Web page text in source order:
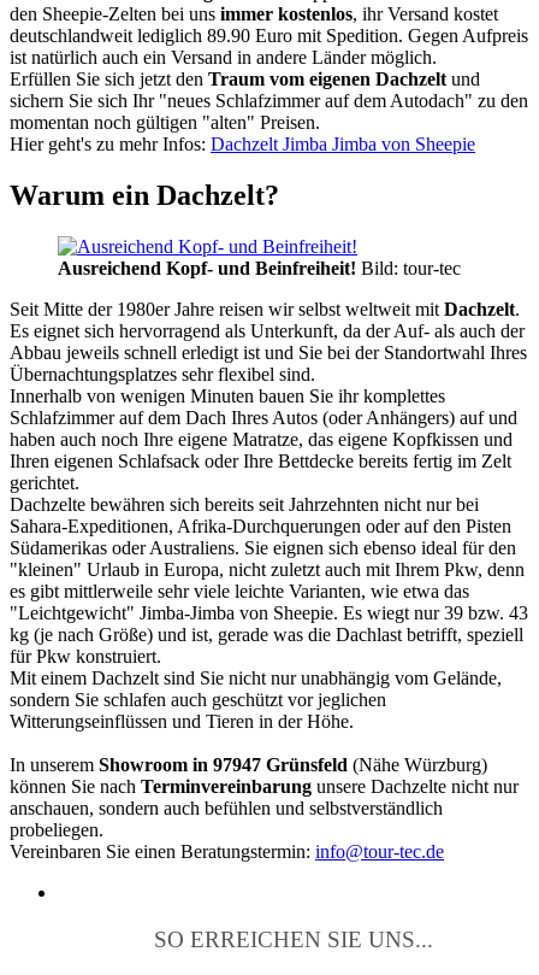
den Sheepie-Zelten bei uns immer kostenlos, ihr Versand kostet
deutschlandweit lediglich 89.90 Euro mit Spedition. Gegen Aufpreis
ist natürlich auch ein Versand in andere Länder möglich.
Erfüllen Sie sich jetzt den Traum vom eigenen Dachzelt und
sichern Sie sich Ihr "neues Schlafzimmer auf dem Autodach" zu den
momentan noch gültigen "alten" Preisen.
Hier geht's zu mehr Infos: Dachzelt Jimba Jimba von Sheepie
Warum ein Dachzelt?
Ausreichend Kopf- und Beinfreiheit! Bild: tour-tec
Seit Mitte der 1980er Jahre reisen wir selbst weltweit mit Dachzelt.
Es eignet sich hervorragend als Unterkunft, da der Auf- als auch der
Abbau jeweils schnell erledigt ist und Sie bei der Standortwahl Ihres
Übernachtungsplatzes sehr flexibel sind.
Innerhalb von wenigen Minuten bauen Sie ihr komplettes
Schlafzimmer auf dem Dach Ihres Autos (oder Anhängers) auf und
haben auch noch Ihre eigene Matratze, das eigene Kopfkissen und
Ihren eigenen Schlafsack oder Ihre Bettdecke bereits fertig im Zelt
gerichtet.
Dachzelte bewähren sich bereits seit Jahrzehnten nicht nur bei
Sahara-Expeditionen, Afrika-Durchquerungen oder auf den Pisten
Südamerikas oder Australiens. Sie eignen sich ebenso ideal für den
"kleinen" Urlaub in Europa, nicht zuletzt auch mit Ihrem Pkw, denn
es gibt mittlerweile sehr viele leichte Varianten, wie etwa das
"Leichtgewicht" Jimba-Jimba von Sheepie. Es wiegt nur 39 bzw. 43
kg (je nach Größe) und ist, gerade was die Dachlast betrifft, speziell
für Pkw konstruiert.
Mit einem Dachzelt sind Sie nicht nur unabhängig vom Gelände,
sondern Sie schlafen auch geschützt vor jeglichen
Witterungseinflüssen und Tieren in der Höhe.
In unserem Showroom in 97947 Grünsfeld (Nähe Würzburg)
können Sie nach Terminvereinbarung unsere Dachzelte nicht nur
anschauen, sondern auch befühlen und selbstverständlich
probeliegen.
Vereinbaren Sie einen Beratungstermin: info@tour-tec.de
SO ERREICHEN SIE UNS...